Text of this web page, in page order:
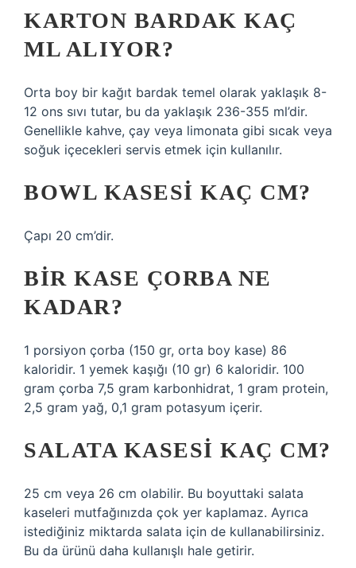
KARTON BARDAK KAÇ
ML ALIYOR?
Orta boy bir kağıt bardak temel olarak yaklaşık 8-
12 ons sıvı tutar, bu da yaklaşık 236-355 ml’dir.
Genellikle kahve, çay veya limonata gibi sıcak veya
soğuk içecekleri servis etmek için kullanılır.
BOWL KASESI KAÇ CM?
Çapı 20 cm’dir.
BIR KASE ÇORBA NE
KADAR?
1 porsiyon çorba (150 gr, orta boy kase) 86
kaloridir. 1 yemek kaşığı (10 gr) 6 kaloridir. 100
gram çorba 7,5 gram karbonhidrat, 1 gram protein,
2,5 gram yağ, 0,1 gram potasyum içerir.
SALATA KASESI KAÇ CM?
25 cm veya 26 cm olabilir. Bu boyuttaki salata
kaseleri mutfağınızda çok yer kaplamaz. Ayrıca
istediğiniz miktarda salata için de kullanabilirsiniz.
Bu da ürünü daha kullanışlı hale getirir.